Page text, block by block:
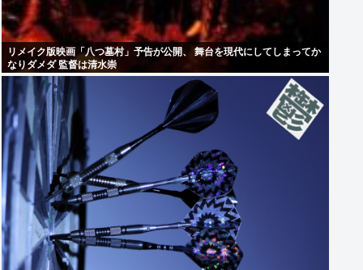
リメイク版映画「八つ墓村」予告が公開、 舞台を現代にしてしまってか
なりダメダ 監督は清水崇